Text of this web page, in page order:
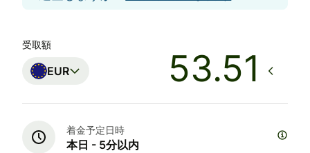
受取額
EUR
着金予定日時
本日 - 5分以内